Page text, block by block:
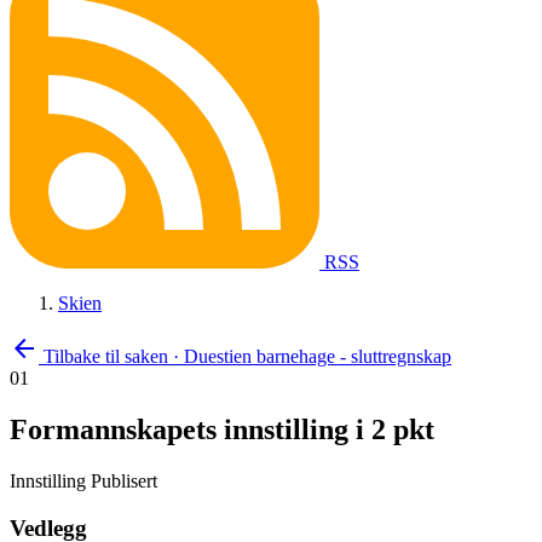
RSS
Skien
arrow_back Tilbake til saken · Duestien barnehage - sluttregnskap
01
Formannskapets innstilling i 2 pkt
Innstilling Publisert
Vedlegg